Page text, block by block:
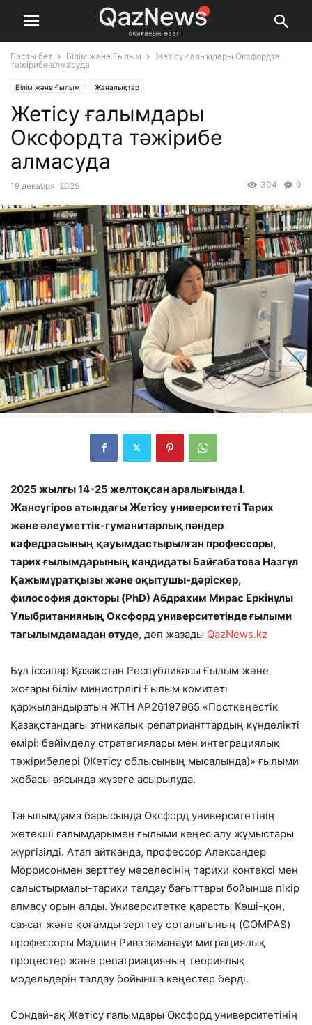
Басты бет Білім және Ғылым
Жетісу ғалымдары Оксфордта
тәжірибе алмасуда
Білім және Ғылым Жаңалықтар
Жетісу ғалымдары
Оксфордта тәжірибе
алмасуда
19 декабря, 2025 0
304
2025 жылғы 14-25 желтоқсан аралығында І.
Жансүгіров атындағы Жетісу университеті Тарих
және әлеуметтік-гуманитарлық пәндер
кафедрасының қауымдастырылған профессоры,
тарих ғылымдарының кандидаты Байғабатова Назгүл
Қажымұратқызы және оқытушы-дәріскер,
философия докторы (PhD) Абдрахим Мирас Еркінұлы
Ұлыбританияның Оксфорд университетінде ғылыми
тағылымдамадан өтуде, деп жазады QazNews.kz
Бұл іссапар Қазақстан Республикасы Ғылым және
жоғары білім министрлігі Ғылым комитеті
қаржыландыратын ЖТН AP26197965 «Посткеңестік
Қазақстандағы этникалық репатрианттардың күнделікті
өмірі: бейімделу стратегиялары мен интеграциялық
тәжірибелері (Жетісу облысының мысалында)» ғылыми
жобасы аясында жүзеге асырылуда.
Тағылымдама барысында Оксфорд университетінің
жетекші ғалымдарымен ғылыми кеңес алу жұмыстары
жүргізілді. Атап айтқанда, профессор Александер
Моррисонмен зерттеу мәселесінің тарихи контексі мен
салыстырмалы-тарихи талдау бағыттары бойынша пікір
алмасу орын алды. Университетке қарасты Көші-қон,
саясат және қоғамды зерттеу орталығының (COMPAS)
профессоры Мэдлин Ривз заманауи миграциялық
процестер және репатриацияның теориялық
модельдерін талдау бойынша кеңестер берді.
Сондай-ақ Жетісу ғалымдары Оксфорд университетінің